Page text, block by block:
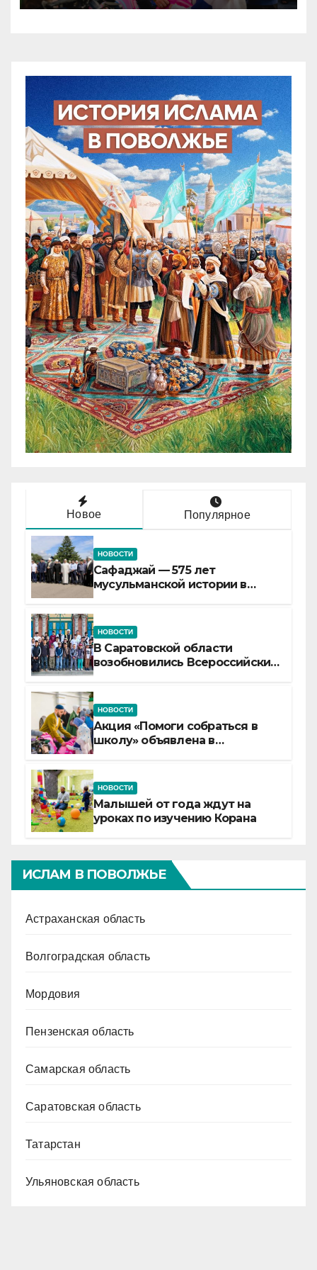
Новое Популярное
НОВОСТИ
Сафаджай — 575 лет
мусульманской истории в
НОВОСТИ
В Саратовской области
возобновились Всероссийские
НОВОСТИ
Акция «Помоги собраться в
школу» объявлена в
НОВОСТИ
Малышей от года ждут на
уроках по изучению Корана
ИСЛАМ В ПОВОЛЖЬЕ
Астраханская область
Волгоградская область
Мордовия
Пензенская область
Самарская область
Саратовская область
Татарстан
Ульяновская область